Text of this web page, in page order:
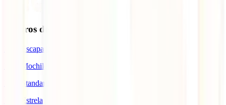
Seguros de Viagem
IATI Escapadinhas
IATI Mochileiro
IATI Standard
IATI Estrela